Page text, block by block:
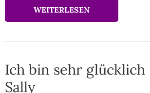
WEITERLESEN
Ich bin sehr glücklich
Sally